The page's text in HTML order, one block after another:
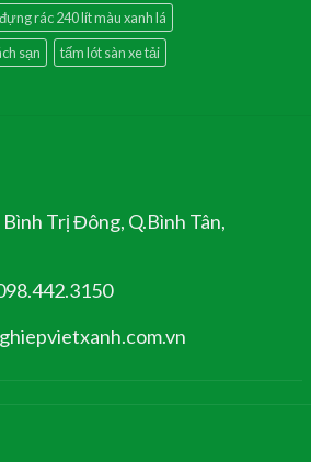
rác 240 lít màu xanh lá
sạn
tấm lót sàn xe tải
Trị Đông, Q.Bình Tân,